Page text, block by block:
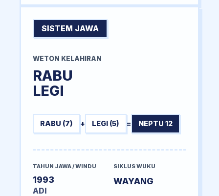
SISTEM JAWA
WETON KELAHIRAN
RABU
LEGI
RABU (7) + LEGI (5) = NEPTU 12
TAHUN JAWA / WINDU
1993
ADI
SIKLUS WUKU
WAYANG